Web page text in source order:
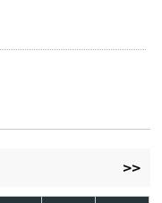
>>